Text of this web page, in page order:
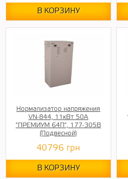
В КОРЗИНУ
Нормализатор напряжения
VN-844, 11кВт 50А
"ПРЕМИУМ 64П", 177-305В
(Подвесной)
40796 грн
В КОРЗИНУ